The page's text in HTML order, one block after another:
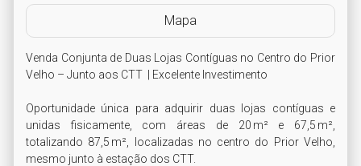
Mapa
Venda Conjunta de Duas Lojas Contíguas no Centro do Prior
Velho – Junto aos CTT  | Excelente Investimento
Oportunidade única para adquirir duas lojas contíguas e
unidas fisicamente, com áreas de 20 m² e 67,5 m²,
totalizando 87,5 m², localizadas no centro do Prior Velho,
mesmo junto à estação dos CTT.